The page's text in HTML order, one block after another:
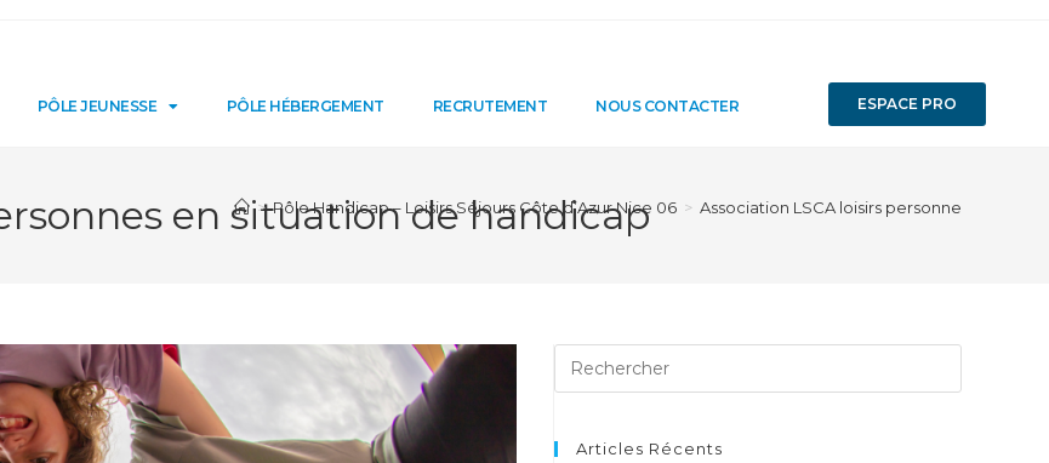
PÔLE JEUNESSE PÔLE HÉBERGEMENT RECRUTEMENT NOUS CONTACTER ESPACE PRO
en situation de handicap
> Pôle Handicap – Loisirs Séjours Côte d’Azur Nice 06 > Association LSCA loisirs personnes en
Articles Récents